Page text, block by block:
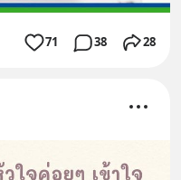
71 38 28